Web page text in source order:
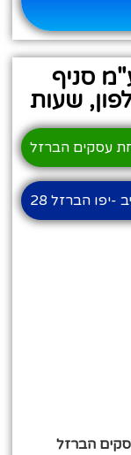
סניף
שעות
הברזל
עסקים הברזל
הברזל 28